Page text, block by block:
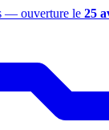
— ouverture le 25